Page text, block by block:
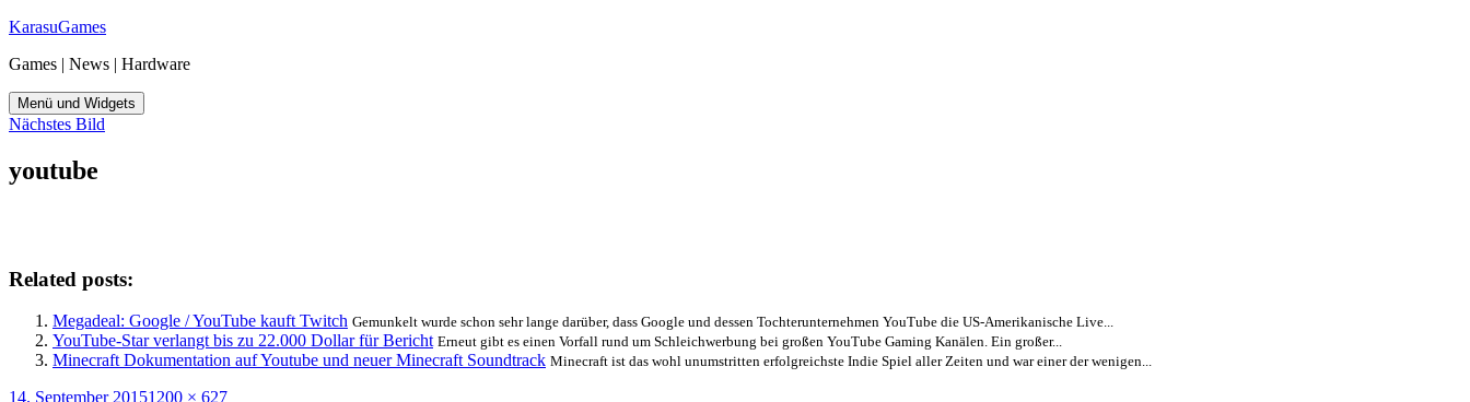
Zum
springen
KarasuGames
Games | News | Hardware
Menü und Widgets
Nächstes Bild
youtube
Related posts:
Megadeal: Google / YouTube kauft Twitch Gemunkelt wurde schon sehr lange darüber, dass Google und dessen Tochterunternehmen YouTube die US-Amerikanische Live...
YouTube-Starverlangt bis zu 22.000 Dollar für Bericht Erneut gibt es einen Vorfall rund um Schleichwerbung bei großen YouTube Gaming Kanälen. Ein großer...
Minecraft Dokumentation auf Youtube und neuer Minecraft Soundtrack Minecraft ist das wohl unumstritten erfolgreichste Indie Spiel aller Zeiten und war einer der wenigen...
Veröffentlicht
14. September 2015Originalgröße
1200 × 627